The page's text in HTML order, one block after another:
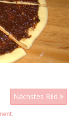
Nächstes Bild
.